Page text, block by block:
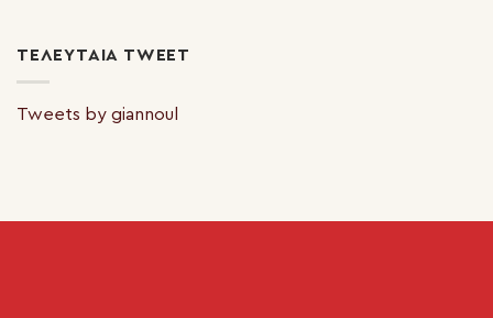
ΤΕΛΕΥΤΑΊΑ TWEET
Tweets by giannoul